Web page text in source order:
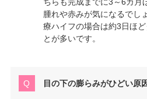
腫れや赤みが気になるでし
療ハイフの場合は約3日ほ
とが多いです。
目の下の膨らみがひどい原